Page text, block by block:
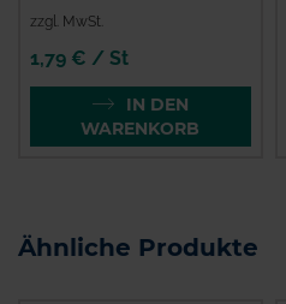
zzgl. MwSt.
1,79 € / St
IN DEN
WARENKORB
Ähnliche Produkte